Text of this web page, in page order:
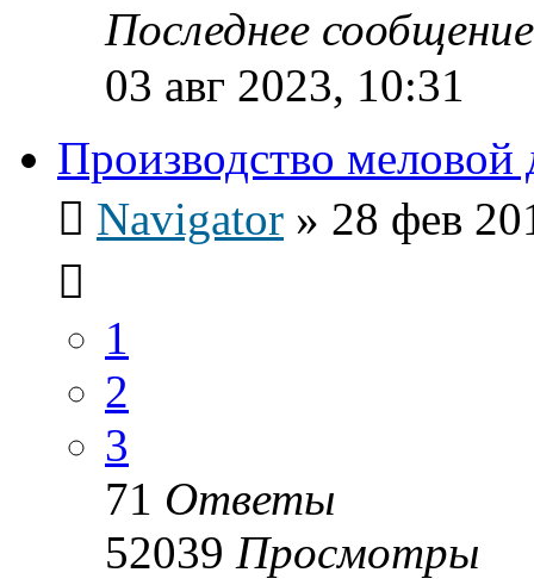
Последнее
03 авг 2023, 10:31
Производство
Navigator » 28 фев
1
2
3
71 Ответы
52039 Просмотры